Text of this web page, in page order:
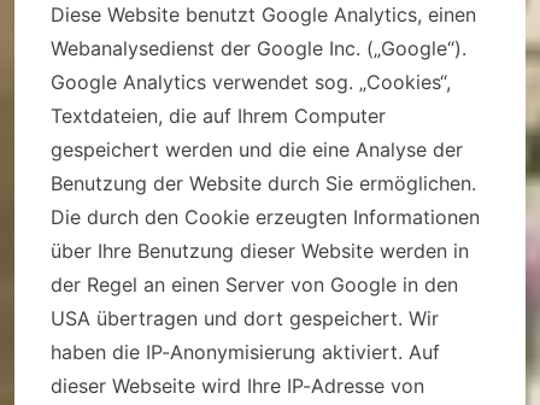
Diese Website benutzt Google Analytics, einen
Webanalysedienst der Google Inc. („Google“).
Google Analytics verwendet sog. „Cookies“,
Textdateien, die auf Ihrem Computer
gespeichert werden und die eine Analyse der
Benutzung der Website durch Sie ermöglichen.
Die durch den Cookie erzeugten Informationen
über Ihre Benutzung dieser Website werden in
der Regel an einen Server von Google in den
USA übertragen und dort gespeichert. Wir
haben die IP-Anonymisierung aktiviert. Auf
dieser Webseite wird Ihre IP-Adresse von